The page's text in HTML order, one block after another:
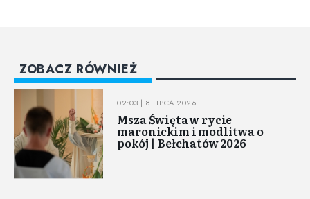
ZOBACZ RÓWNIEŻ
02:03 | 8 LIPCA 2026
Msza Święta w rycie
maronickim i modlitwa o
pokój | Bełchatów 2026